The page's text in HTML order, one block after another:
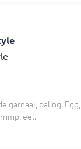
garnaal, paling. Egg,
eel.